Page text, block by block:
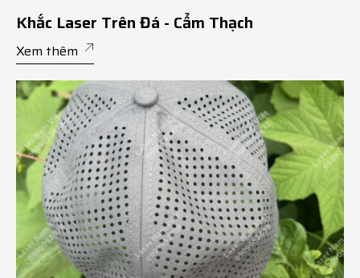
Khắc Laser Trên Đá - Cẩm Thạch
Xem thêm